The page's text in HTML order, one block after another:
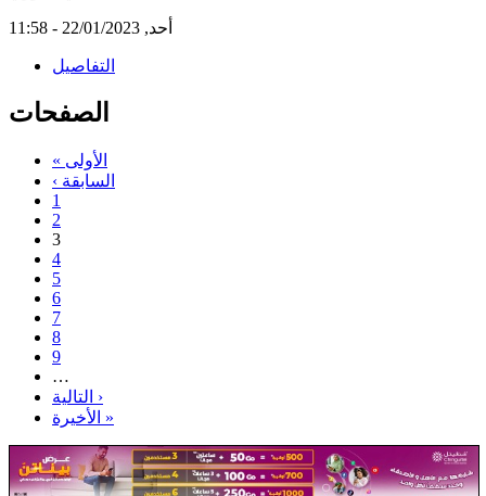
أحد, 22/01/2023 - 11:58
التفاصيل
الصفحات
« الأولى
‹ السابقة
1
2
3
4
5
6
7
8
9
…
التالية ›
الأخيرة »